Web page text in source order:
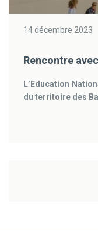
14 décembre 2023
Rencontre
L’Education
du territoire des